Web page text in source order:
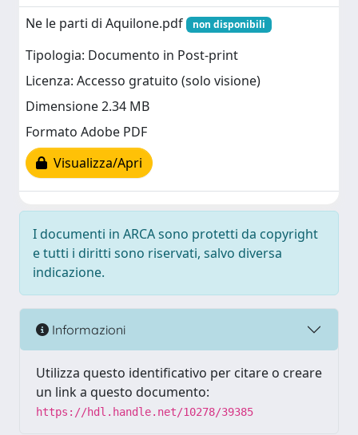
Ne le parti di Aquilone.pdf
non disponibili
Tipologia: Documento in Post-print
Licenza: Accesso gratuito (solo visione)
Dimensione 2.34 MB
Formato Adobe PDF
Visualizza/Apri
I documenti in ARCA sono protetti da copyright
e tutti i diritti sono riservati, salvo diversa
indicazione.
Informazioni
Utilizza questo identificativo per citare o creare
un link a questo documento:
https://hdl.handle.net/10278/39385